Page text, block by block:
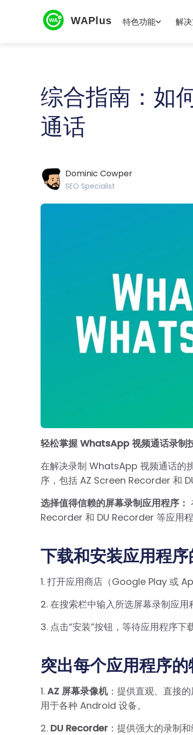
WAPlus 特色功能 解
综合指南：如
通话
Dominic Cowper
SEO Specialist
轻松掌握 WhatsApp 视频通话录制
在解决录制 WhatsApp 视频通话的
序，包括 AZ Screen Recorder 和
选择值得信赖的屏幕录制应用程序：
Recorder 和 DU Recorder 等应用程
下载和安装应用程序
1. 打开应用商店（Google Play 或
2. 在搜索栏中输入所选屏幕录制应
3. 点击“安装”按钮，等待应用程序下
突出每个应用程序的
1. AZ 屏幕录像机：提供直观、直接
用于各种 Android 设备。
2. DU Recorder：提供强大的录制